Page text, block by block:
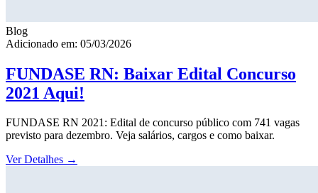
Blog
Adicionado em: 05/03/2026
FUNDASE RN: Baixar Edital Concurso
2021 Aqui!
FUNDASE RN 2021: Edital de concurso público com 741 vagas
previsto para dezembro. Veja salários, cargos e como baixar.
Ver Detalhes →